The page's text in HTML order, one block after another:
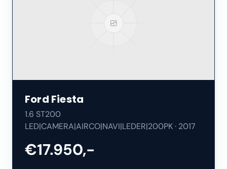
Ford Fiesta
1.6 ST200
LED|CAMERA|AIRCO|NAVI|LEDER|200PK· 2017
€17.950,-